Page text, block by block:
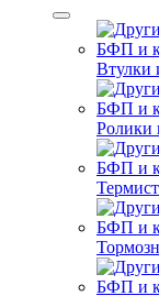
Втулки
Ролики